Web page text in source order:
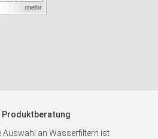
Auswahl an Wasserfiltern ist